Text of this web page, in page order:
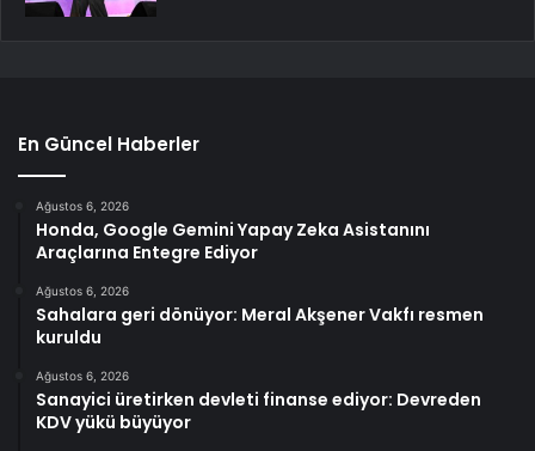
En Güncel Haberler
Ağustos 6, 2026
Honda, Google Gemini Yapay Zeka Asistanını
Araçlarına Entegre Ediyor
Ağustos 6, 2026
Sahalara geri dönüyor: Meral Akşener Vakfı resmen
kuruldu
Ağustos 6, 2026
Sanayici üretirken devleti finanse ediyor: Devreden
KDV yükü büyüyor